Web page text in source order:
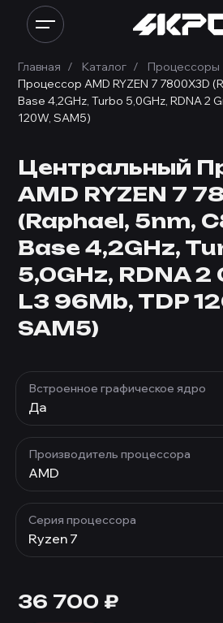
Главная Каталог Процессоры
Процессор AMD RYZEN 7 7800X3D
Base 4,2GHz, Turbo 5,0GHz, RDNA 2
120W, SAM5)
Центральный
AMD RYZEN 7
(Raphael, 5nm,
Base 4,2GHz,
5,0GHz, RDNA 2
L3 96Mb, TDP
SAM5)
Встроенное графическое ядро
Да
Производитель процессора
AMD
Серия процессора
Ryzen 7
36 700 ₽